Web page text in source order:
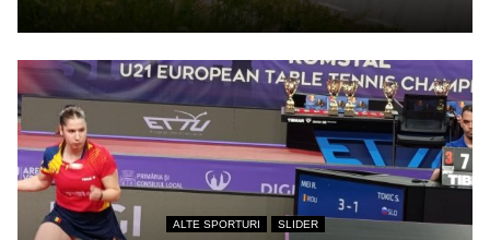
ALTE SPORTURI SLIDER